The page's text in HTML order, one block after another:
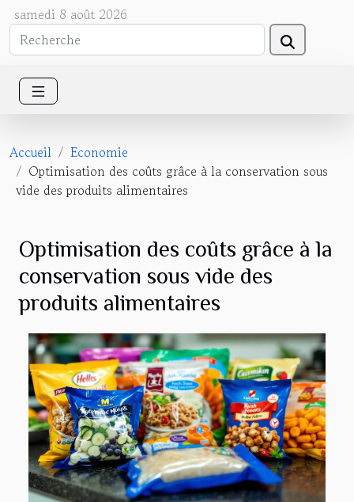
samedi 8 août 2026
Accueil
Economie
Optimisation des coûts grâce à la conservation sous
vide des produits alimentaires
Optimisation des coûts grâce à la
conservation sous vide des
produits alimentaires